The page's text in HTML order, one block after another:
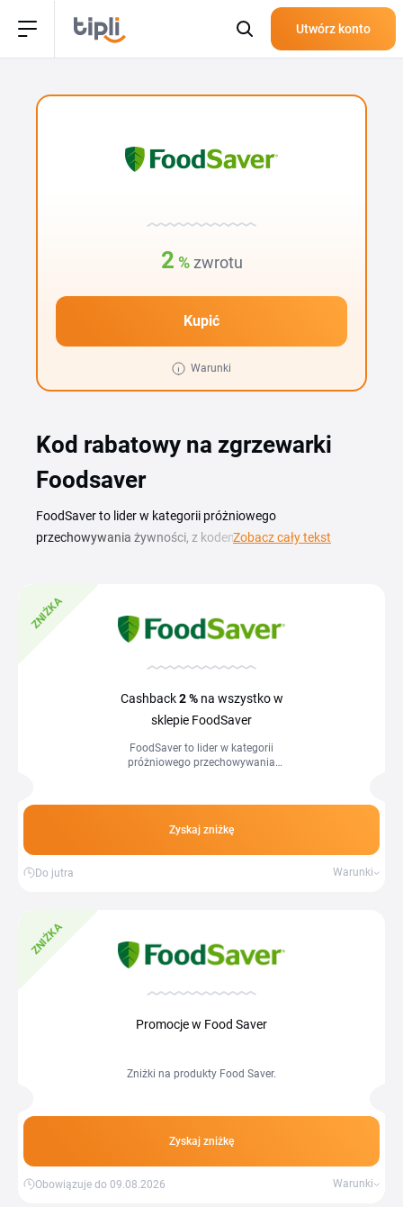
Utwórz konto
2 % zwrotu
Kupić
Warunki
Kod rabatowy na zgrzewarki
Foodsaver
FoodSaver to lider w kategorii próżniowego
przechowywania żywności, z kodem rabatowym
akcesoriów, dzięki którym jedzenie zostaje świeże nawet do
5 razy dłużej. Aktualny przegląd promocji i kodów
znajdziesz na tej stronie. Zanim dodasz urządzenie do
koszyka, skopiuj kod i wklej go w polu rabatowym, w ten
sposób, żeby zaoszczędzić na sprzęcie do pakowania
próżniowego i mniej marnować żywności w domu.
Zobacz cały tekst
ZNIŻKA
Cashback2 %na wszystko w
sklepie FoodSaver
FoodSaver to lider w kategorii
próżniowego przechowywania
próżniowe, worki i folie w...
Zyskaj zniżkę
Do jutra Warunki
ZNIŻKA
Promocje w Food Saver
Zniżki na produkty Food Saver.
Zyskaj zniżkę
Obowiązuje do 09.08.2026 Warunki